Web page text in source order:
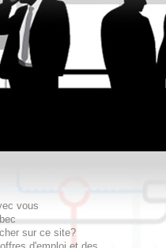
vous
sur ce site?